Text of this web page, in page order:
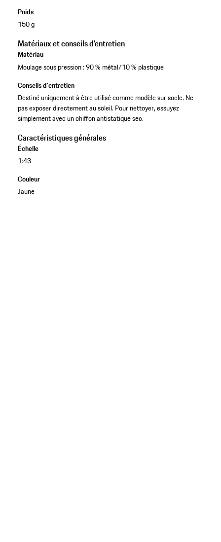
Poids
150 g
Matériaux et conseils d'entretien
Matériau
Moulage sous pression : 90 % métal/10 % plastique
Conseils d'entretien
Destiné uniquement à être utilisé comme modèle sur socle. Ne
pas exposer directement au soleil. Pour nettoyer, essuyez
simplement avec un chiffon antistatique sec.
Caractéristiques générales
Échelle
1:43
Couleur
Jaune